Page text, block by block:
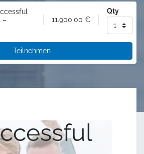
–
11.900,00 €
Qty
Teilnehmen